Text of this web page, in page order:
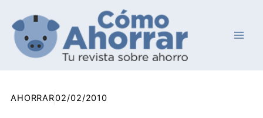
contenido
AHORRAR02/02/2010